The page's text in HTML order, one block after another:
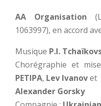
AA Organisation
1063997), en accord
Musique P.I.
Chorégraphie et
PETIPA, Lev Ivanovet
Alexander Gorsky